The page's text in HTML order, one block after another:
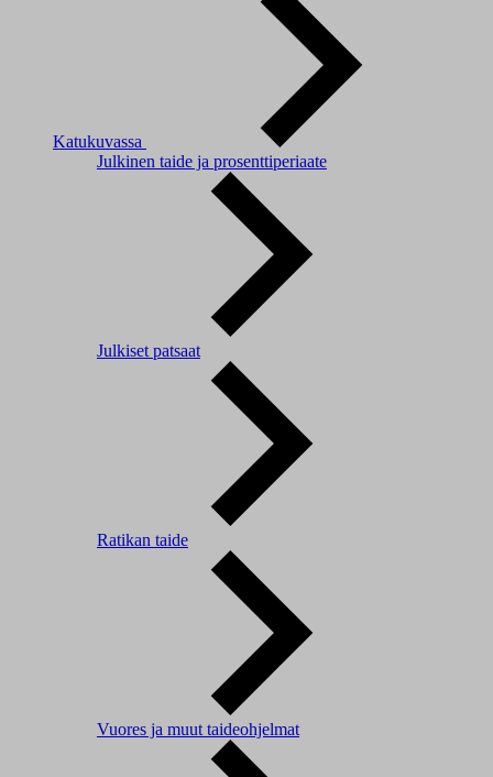
Katukuvassa
Julkinen taide ja prosenttiperiaate
Julkiset patsaat
Ratikan taide
Vuores ja muut taideohjelmat